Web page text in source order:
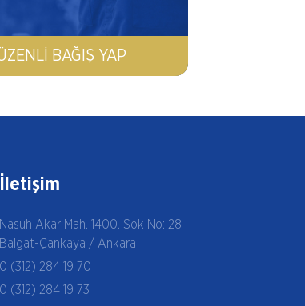
BAĞIŞ YAP
İletişim
Nasuh Akar Mah. 1400. Sok No: 28
Balgat-Çankaya / Ankara
0 (312) 284 19 70
0 (312) 284 19 73